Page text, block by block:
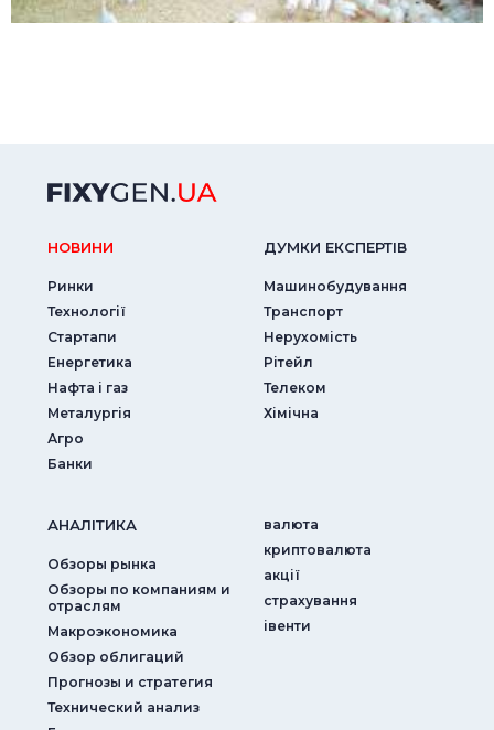
НОВИНИ
Ринки
Технології
Стартапи
Енергетика
Нафта і газ
Металургія
Агро
Банки
ДУМКИ ЕКСПЕРТIВ
Машинобудування
Транспорт
Нерухомість
Рітейл
Телеком
Хімічна
АНАЛIТИКА
Обзоры рынка
Обзоры по компаниям и
отраслям
Макроэкономика
Обзор облигаций
Прогнозы и стратегия
Технический анализ
валюта
криптовалюта
акції
страхування
iвенти